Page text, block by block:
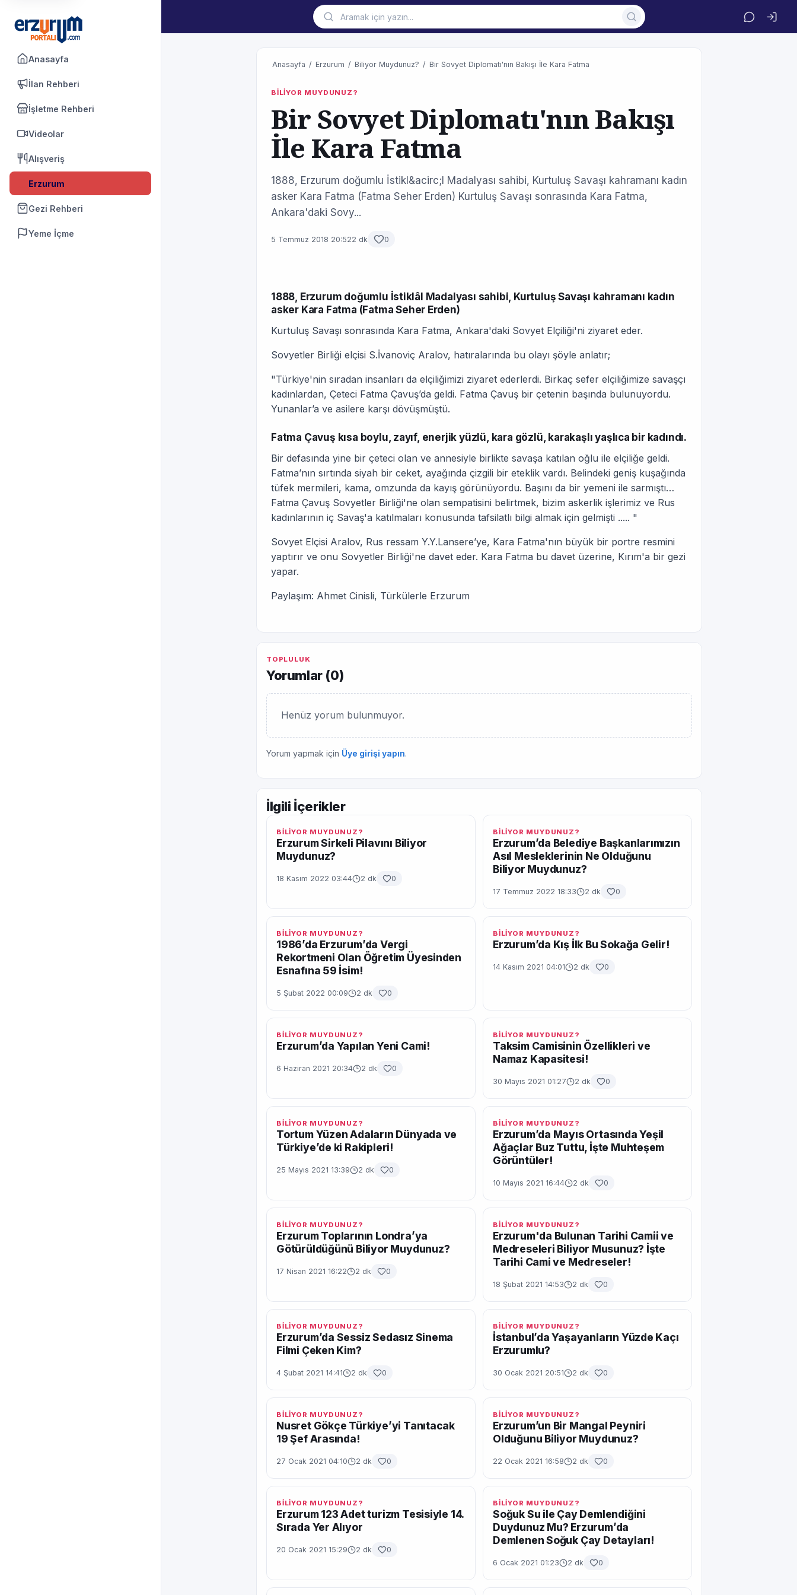
Anasayfa
İlan Rehberi
İşletme Rehberi
Videolar
Alışveriş
Erzurum
Gezi Rehberi
Yeme İçme
Anasayfa / Erzurum / Biliyor Muydunuz? / Bir Sovyet Diplomatı'nın Bakışı İle Kara Fatma
BİLİYOR MUYDUNUZ?
Bir Sovyet Diplomatı'nın Bakışı
İle Kara Fatma
1888, Erzurum doğumlu İstikl&acirc;l Madalyası sahibi, Kurtuluş Savaşı kahramanı kadın
asker Kara Fatma (Fatma Seher Erden) Kurtuluş Savaşı sonrasında Kara Fatma,
Ankara'daki Sovy...
5 Temmuz 2018 20:522 dk 0
1888, Erzurum doğumlu İstiklâl Madalyası sahibi, Kurtuluş Savaşı kahramanı kadın
asker Kara Fatma (Fatma Seher Erden)
Kurtuluş Savaşı sonrasında Kara Fatma, Ankara'daki Sovyet Elçiliği'ni ziyaret eder.
Sovyetler Birliği elçisi S.İvanoviç Aralov, hatıralarında bu olayı şöyle anlatır;
"Türkiye'nin sıradan insanları da elçiliğimizi ziyaret ederlerdi. Birkaç sefer elçiliğimize savaşçı
kadınlardan, Çeteci Fatma Çavuş’da geldi. Fatma Çavuş bir çetenin başında bulunuyordu.
Yunanlar’a ve asilere karşı dövüşmüştü.
Fatma Çavuş kısa boylu, zayıf, enerjik yüzlü, kara gözlü, karakaşlı yaşlıca bir kadındı.
Bir defasında yine bir çeteci olan ve annesiyle birlikte savaşa katılan oğlu ile elçiliğe geldi.
Fatma’nın sırtında siyah bir ceket, ayağında çizgili bir eteklik vardı. Belindeki geniş kuşağında
tüfek mermileri, kama, omzunda da kayış görünüyordu. Başını da bir yemeni ile sarmıştı…
Fatma Çavuş Sovyetler Birliği'ne olan sempatisini belirtmek, bizim askerlik işlerimiz ve Rus
kadınlarının iç Savaş'a katılmaları konusunda tafsilatlı bilgi almak için gelmişti ..... "
Sovyet Elçisi Aralov, Rus ressam Y.Y.Lansere’ye, Kara Fatma'nın büyük bir portre resmini
yaptırır ve onu Sovyetler Birliği'ne davet eder. Kara Fatma bu davet üzerine, Kırım'a bir gezi
yapar.
Paylaşım: Ahmet Cinisli, Türkülerle Erzurum
TOPLULUK
Yorumlar (0)
Henüz yorum bulunmuyor.
Yorum yapmak için Üye girişi yapın.
İlgili İçerikler
BİLİYOR MUYDUNUZ?
Erzurum Sirkeli Pilavını Biliyor
Muydunuz?
18 Kasım 2022 03:44 2 dk 0
BİLİYOR MUYDUNUZ?
Erzurum’da Belediye Başkanlarımızın
Asıl Mesleklerinin Ne Olduğunu
Biliyor Muydunuz?
17 Temmuz 2022 18:33 2 dk 0
BİLİYOR MUYDUNUZ?
1986’da Erzurum’da Vergi
Rekortmeni Olan Öğretim Üyesinden
Esnafına 59 İsim!
5 Şubat 2022 00:09 2 dk 0
BİLİYOR MUYDUNUZ?
Erzurum’da Kış İlk Bu Sokağa Gelir!
14 Kasım 2021 04:01 2 dk 0
BİLİYOR MUYDUNUZ?
Erzurum’da Yapılan Yeni Cami!
6 Haziran 2021 20:34 2 dk 0
BİLİYOR MUYDUNUZ?
Taksim Camisinin Özellikleri ve
Namaz Kapasitesi!
30 Mayıs 2021 01:27 2 dk 0
BİLİYOR MUYDUNUZ?
Tortum Yüzen Adaların Dünyada ve
Türkiye’de ki Rakipleri!
25 Mayıs 2021 13:39 2 dk 0
BİLİYOR MUYDUNUZ?
Erzurum’da Mayıs Ortasında Yeşil
Ağaçlar Buz Tuttu, İşte Muhteşem
Görüntüler!
10 Mayıs 2021 16:44 2 dk 0
BİLİYOR MUYDUNUZ?
Erzurum Toplarının Londra’ya
Götürüldüğünü Biliyor Muydunuz?
17 Nisan 2021 16:22 2 dk 0
BİLİYOR MUYDUNUZ?
Erzurum'da Bulunan Tarihi Camii ve
Medreseleri Biliyor Musunuz? İşte
Tarihi Cami ve Medreseler!
18 Şubat 2021 14:53 2 dk 0
BİLİYOR MUYDUNUZ?
Erzurum’da Sessiz Sedasız Sinema
Filmi Çeken Kim?
4 Şubat 2021 14:41 2 dk 0
BİLİYOR MUYDUNUZ?
İstanbul’da Yaşayanların Yüzde Kaçı
Erzurumlu?
30 Ocak 2021 20:51 2 dk 0
BİLİYOR MUYDUNUZ?
Nusret Gökçe Türkiye’yi Tanıtacak
19 Şef Arasında!
27 Ocak 2021 04:10 2 dk 0
BİLİYOR MUYDUNUZ?
Erzurum’un Bir Mangal Peyniri
Olduğunu Biliyor Muydunuz?
22 Ocak 2021 16:58 2 dk 0
BİLİYOR MUYDUNUZ?
Erzurum 123 Adet turizm Tesisiyle 14.
Sırada Yer Alıyor
20 Ocak 2021 15:29 2 dk 0
BİLİYOR MUYDUNUZ?
Soğuk Su ile Çay Demlendiğini
Duydunuz Mu? Erzurum’da
Demlenen Soğuk Çay Detayları!
6 Ocak 2021 01:23 2 dk 0